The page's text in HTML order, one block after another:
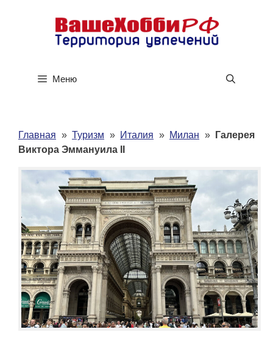
содержимому
Меню
Главная » Туризм » Италия » Милан »
Галерея
Виктора Эммануила II